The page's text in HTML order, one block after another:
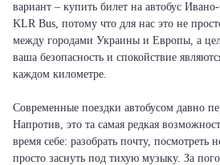
вариант – купить билет на автобус
KLR Bus, потому что для нас это не
между городами Украины и Европы, а
ваша безопасность и спокойствие
каждом километре.
Современные поездки автобусом давно
Напротив, это та самая редкая
время себе: разобрать почту, посмотреть
просто заснуть под тихую музыку. За